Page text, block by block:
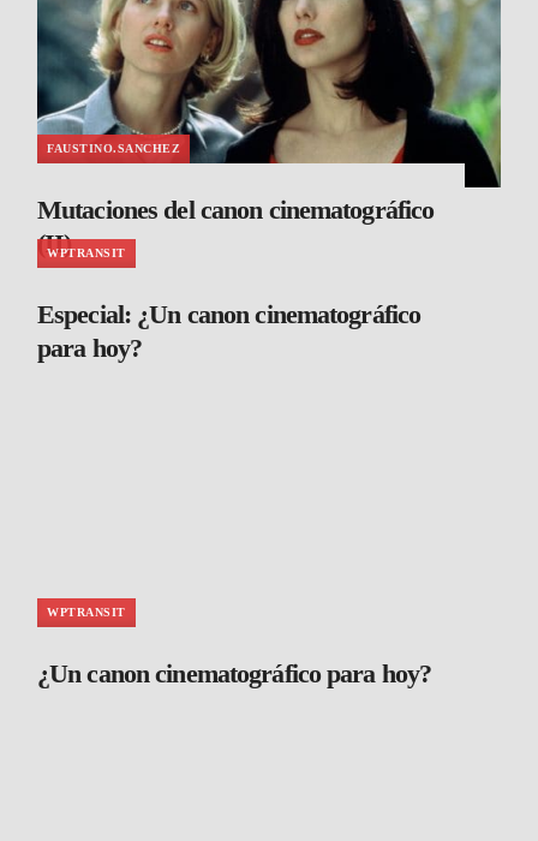
FAUSTINO.SANCHEZ
Mutaciones del canon cinematográfico
(II)
WPTRANSIT
Especial: ¿Un canon cinematográfico
para hoy?
WPTRANSIT
¿Un canon cinematográfico para hoy?